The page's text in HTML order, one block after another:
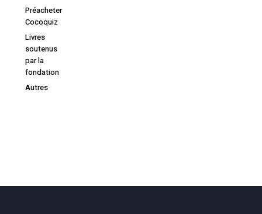
Préacheter
Cocoquiz
Livres
soutenus
par la
fondation
Autres